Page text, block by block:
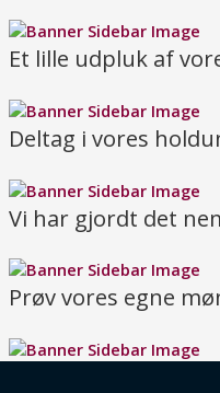
Et lille udpluk af
Deltag i vores
Vi har gjordt det
Prøv vores egne